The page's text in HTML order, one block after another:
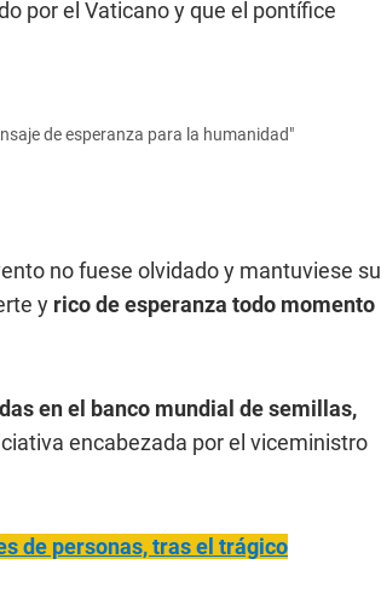
por el Vaticano y que el pontífice
de esperanza para la humanidad"
no fuese olvidado y mantuviese su
y rico de esperanza todo momento
en el banco mundial de semillas,
encabezada por el viceministro
de personas, tras el trágico